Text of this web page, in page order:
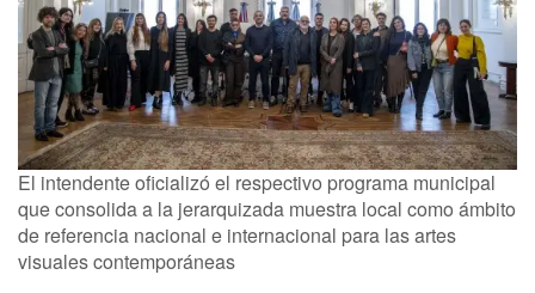
El intendente oficializó el respectivo programa municipal
que consolida a la jerarquizada muestra local como ámbito
de referencia nacional e internacional para las artes
visuales contemporáneas